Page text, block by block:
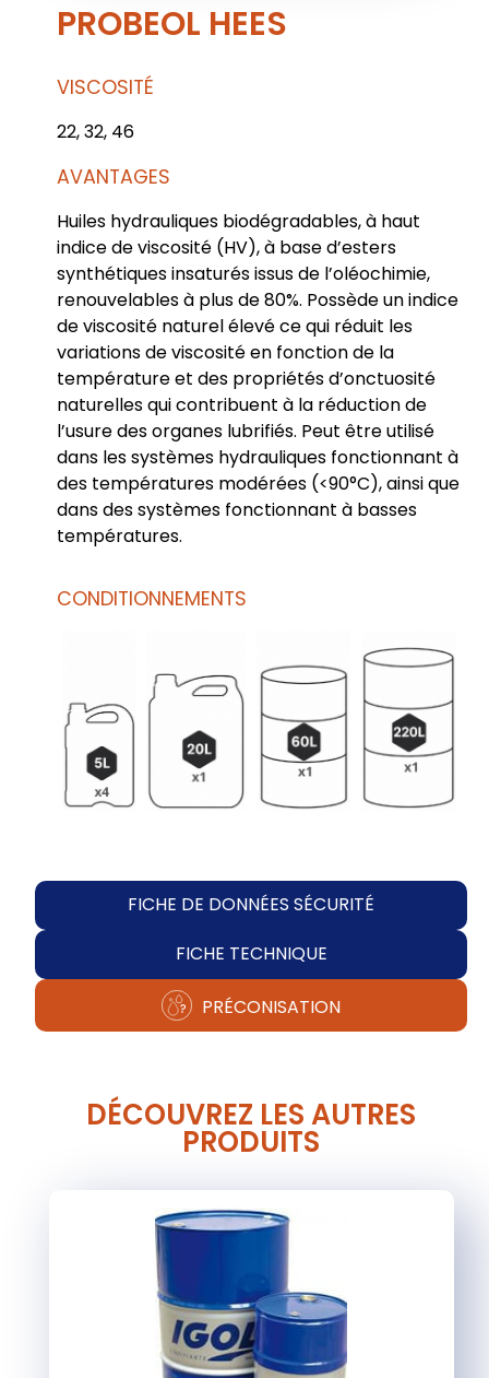
PROBEOL HEES
VISCOSITÉ
22, 32, 46
AVANTAGES
Huiles hydrauliques biodégradables, à haut
indice de viscosité (HV), à base d’esters
synthétiques insaturés issus de l’oléochimie,
renouvelables à plus de 80%. Possède un indice
de viscosité naturel élevé ce qui réduit les
variations de viscosité en fonction de la
température et des propriétés d’onctuosité
naturelles qui contribuent à la réduction de
l’usure des organes lubrifiés. Peut être utilisé
dans les systèmes hydrauliques fonctionnant à
des températures modérées (<90°C), ainsi que
dans des systèmes fonctionnant à basses
températures.
CONDITIONNEMENTS
FICHE DE DONNÉES SÉCURITÉ
FICHE TECHNIQUE
PRÉCONISATION
DÉCOUVREZ LES AUTRES
PRODUITS